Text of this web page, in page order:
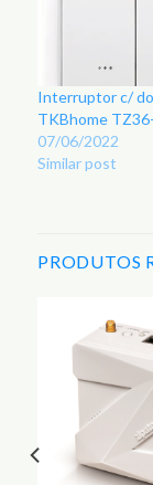
Interruptor c/
TKBhome
07/06/2022
Similar post
PRODUTOS